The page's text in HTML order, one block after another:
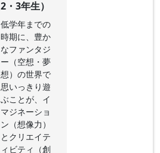
2・3年生）
低学年までの
時期に、豊か
なファンタジ
ー（空想・夢
想）の世界で
思いっきり遊
ぶことが、イ
マジネーショ
ン（想像力）
とクリエイテ
ィビティ（創